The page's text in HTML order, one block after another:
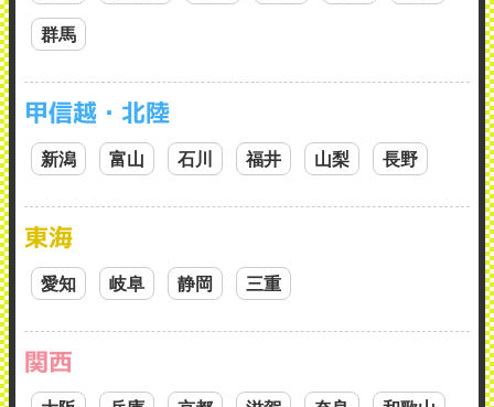
群馬
甲信越・北陸
新潟 富山 石川 福井 山梨 長野
東海
愛知 岐阜 静岡 三重
関西